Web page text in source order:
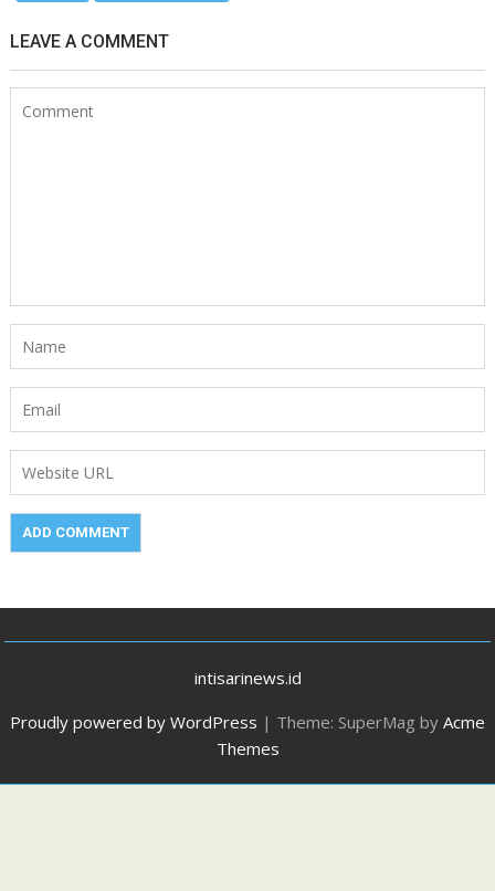
LEAVE A COMMENT
intisarinews.id
Proudly powered by WordPress | Theme: SuperMag by Acme
Themes